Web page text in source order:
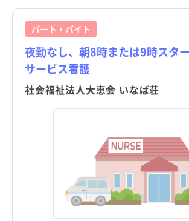
パート・バイト
夜勤なし、朝8時または9時スタ
サービス看護
社会福祉法人大恵会 いなば荘